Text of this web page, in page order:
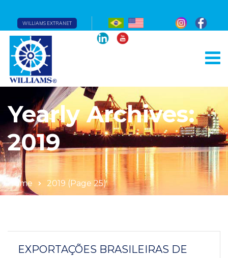
WILLIAMS EXTRANET
Yearly Archives:
2019
Home 2019 (Page 25)
EXPORTAÇÕES BRASILEIRAS DE